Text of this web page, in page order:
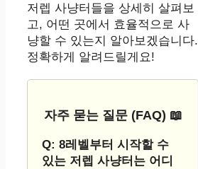
저렙 사냥터들을 상세히 살펴보
고, 어떤 곳에서 효율적으로 사
냥할 수 있는지 알아보겠습니다.
정확하게 알려드릴게요!
자주 묻는 질문 (FAQ) 📖
Q: 8레벨부터 시작할 수
있는 저렙 사냥터는 어디